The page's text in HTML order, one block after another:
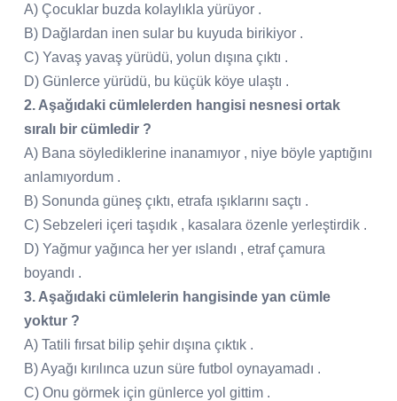
A) Çocuklar buzda kolaylıkla yürüyor .
B) Dağlardan inen sular bu kuyuda birikiyor .
C) Yavaş yavaş yürüdü, yolun dışına çıktı .
D) Günlerce yürüdü, bu küçük köye ulaştı .
2. Aşağıdaki cümlelerden hangisi nesnesi ortak
sıralı bir cümledir ?
A) Bana söylediklerine inanamıyor , niye böyle yaptığını
anlamıyordum .
B) Sonunda güneş çıktı, etrafa ışıklarını saçtı .
C) Sebzeleri içeri taşıdık , kasalara özenle yerleştirdik .
D) Yağmur yağınca her yer ıslandı , etraf çamura
boyandı .
3. Aşağıdaki cümlelerin hangisinde yan cümle
yoktur ?
A) Tatili fırsat bilip şehir dışına çıktık .
B) Ayağı kırılınca uzun süre futbol oynayamadı .
C) Onu görmek için günlerce yol gittim .